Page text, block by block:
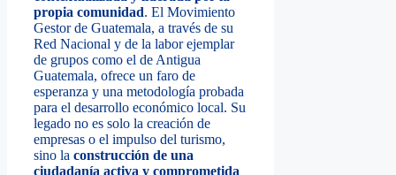
propia comunidad. El Movimiento
Gestor de Guatemala, a través de su
Red Nacional y de la labor ejemplar
de grupos como el de Antigua
Guatemala, ofrece un faro de
esperanza y una metodología probada
para el desarrollo económico local. Su
legado no es solo la creación de
empresas o el impulso del turismo,
sino la construcción de una
ciudadanía activa y comprometida